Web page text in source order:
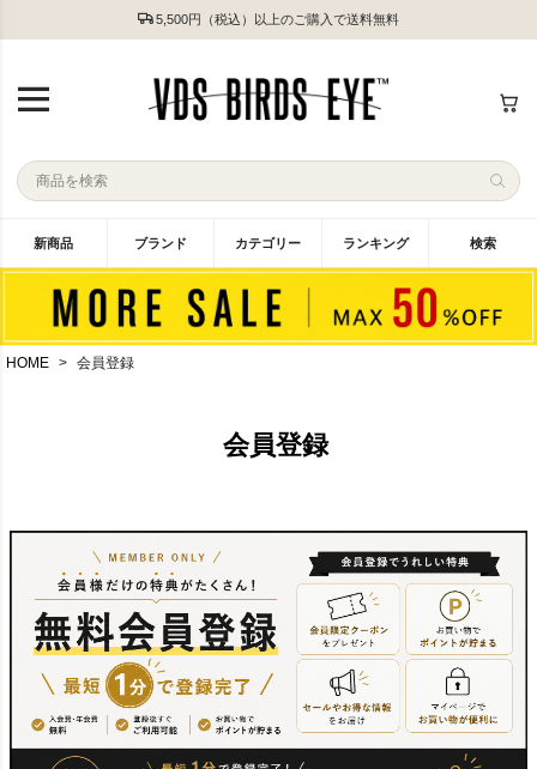
5,500円（税込）以上のご購入で送料無料
新商品 ブランド カテゴリー ランキング 検索
HOME 会員登録
会員登録